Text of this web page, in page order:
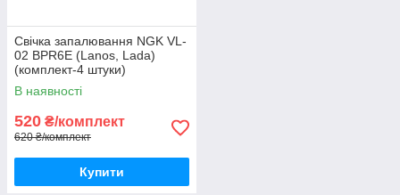
Свічка запалювання NGK VL-
02 BPR6E (Lanos, Lada)
(комплект-4 штуки)
В наявності
520 ₴/комплект
620 ₴/комплект
Купити